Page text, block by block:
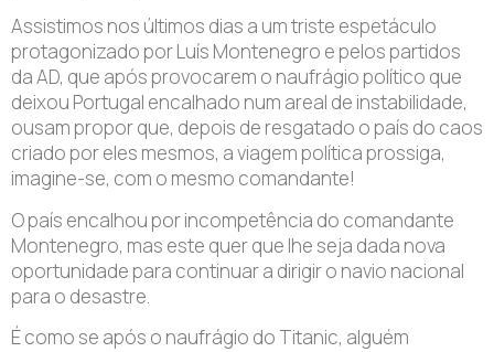
Assistimos nos últimos dias a um triste espetáculo
protagonizado por Luís Montenegro e pelos partidos
da AD, que após provocarem o naufrágio político que
deixou Portugal encalhado num areal de instabilidade,
ousam propor que, depois de resgatado o país do caos
criado por eles mesmos, a viagem política prossiga,
imagine-se, com o mesmo comandante!
O país encalhou por incompetência do comandante
Montenegro, mas este quer que lhe seja dada nova
oportunidade para continuar a dirigir o navio nacional
para o desastre.
É como se após o naufrágio do Titanic, alguém